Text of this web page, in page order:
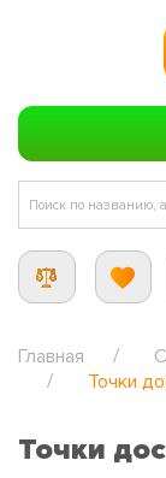
Главная
Точки
Точки